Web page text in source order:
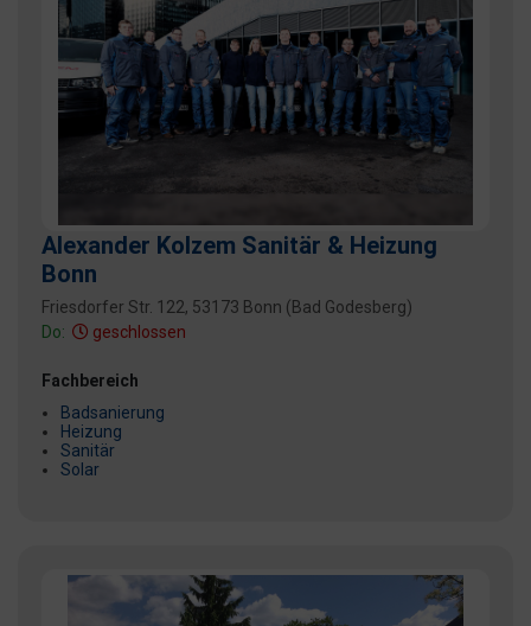
Alexander Kolzem Sanitär & Heizung
Bonn
Friesdorfer Str. 122, 53173 Bonn (Bad Godesberg)
Do:
geschlossen
Fachbereich
Badsanierung
Heizung
Sanitär
Solar